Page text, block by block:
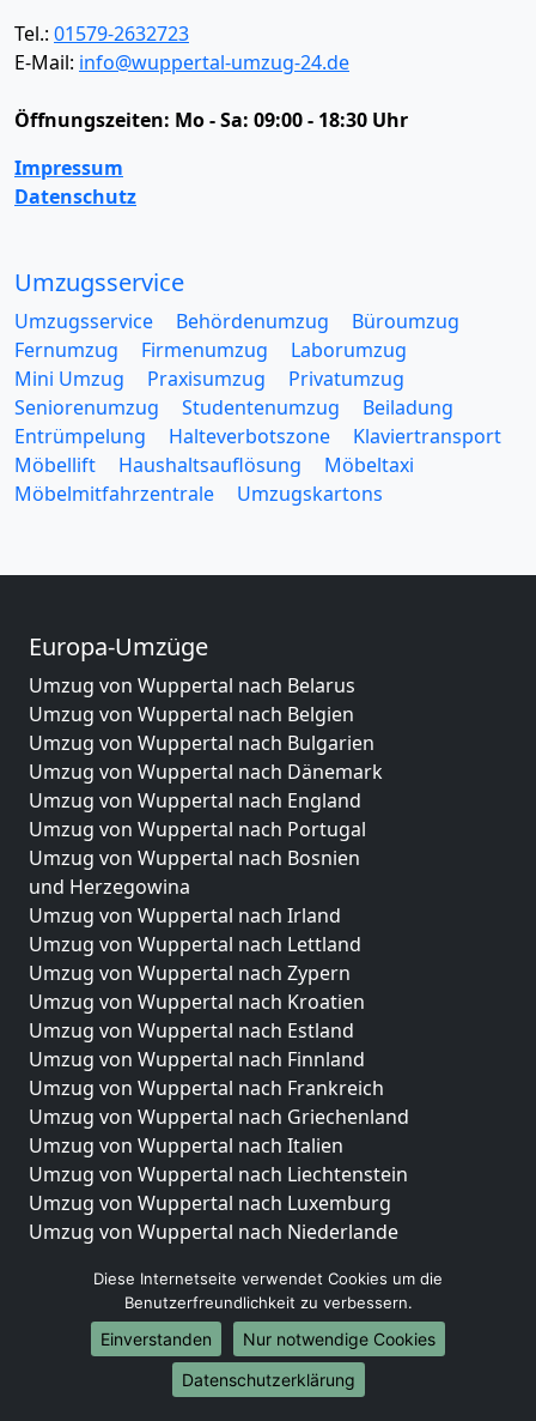
Tel.: 01579-2632723
E-Mail: info@wuppertal-umzug-24.de
Öffnungszeiten: Mo - Sa: 09:00 - 18:30 Uhr
Impressum
Datenschutz
Umzugsservice
Umzugsservice Behördenumzug
Büroumzug
Fernumzug
Firmenumzug
Laborumzug
Mini Umzug
Praxisumzug
Privatumzug
Seniorenumzug
Studentenumzug
Beiladung
Entrümpelung
Halteverbotszone
Klaviertransport
Möbellift
Haushaltsauflösung
Möbeltaxi
Möbelmitfahrzentrale
Umzugskartons
Europa-Umzüge
Umzug von Wuppertal nach Belarus
Umzug von Wuppertal nach Belgien
Umzug von Wuppertal nach Bulgarien
Umzug von Wuppertal nach Dänemark
Umzug von Wuppertal nach England
Umzug von Wuppertal nach Portugal
Umzug von Wuppertal nach Bosnien
und Herzegowina
Umzug von Wuppertal nach Irland
Umzug von Wuppertal nach Lettland
Umzug von Wuppertal nach Zypern
Umzug von Wuppertal nach Kroatien
Umzug von Wuppertal nach Estland
Umzug von Wuppertal nach Finnland
Umzug von Wuppertal nach Frankreich
Umzug von Wuppertal nach Griechenland
Umzug von Wuppertal nach Italien
Umzug von Wuppertal nach Liechtenstein
Umzug von Wuppertal nach Luxemburg
Umzug von Wuppertal nach Niederlande
Umzüge-Deutschlandweit
Umzug von Wuppertal nach Berlin
Umzug von Wuppertal nach Hamburg
Umzug von Wuppertal nach München
Diese Internetseite verwendet Cookies um die
Benutzerfreundlichkeit zu verbessern.
Einverstanden
Nur notwendige Cookies
Datenschutzerklärung